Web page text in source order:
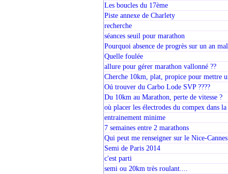
Les boucles du 17ème
Piste annexe de Charlety
recherche
séances seuil pour marathon
Pourquoi absence de progrès sur un an
Quelle foulée
allure pour gérer marathon vallonné ??
Cherche 10km, plat, propice pour mettre
Oú trouver du Carbo Lode SVP ????
Du 10km au Marathon, perte de vitesse ?
où placer les électrodes du compex dans
entrainement minime
7 semaines entre 2 marathons
Qui peut me renseigner sur le Nice-
Semi de Paris 2014
c'est parti
semi ou 20km très roulant....